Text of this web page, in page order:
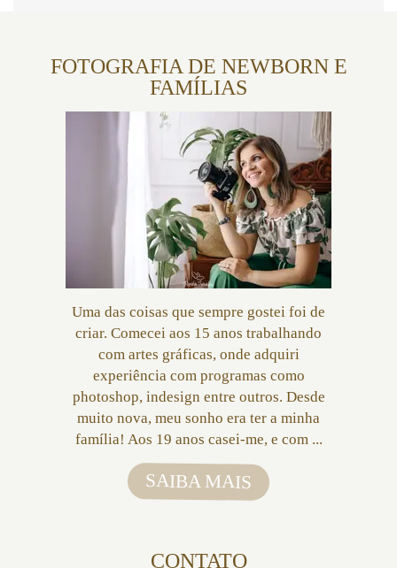
FOTOGRAFIA DE NEWBORN E
FAMÍLIAS
Uma das coisas que sempre gostei foi de
criar. Comecei aos 15 anos trabalhando
com artes gráficas, onde adquiri
experiência com programas como
photoshop, indesign entre outros. Desde
muito nova, meu sonho era ter a minha
família! Aos 19 anos casei-me, e com ...
SAIBA MAIS
CONTATO